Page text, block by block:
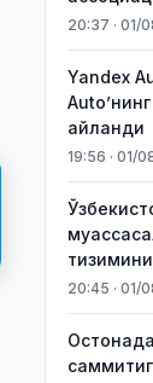
20:37 · 01/
Yandex
айланди
19:56 · 01/
20:45 · 01/